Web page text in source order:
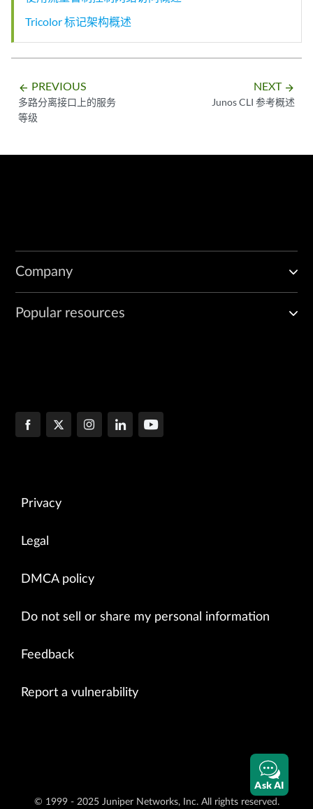
Tricolor 标记架构概述
arrow_backward PREVIOUS
多路分离接口上的服务
等级
NEXT arrow_forward
Junos CLI 参考概述
Company
Popular resources
Privacy
Legal
DMCA policy
Do not sell or share my personal information
Feedback
Report a vulnerability
© 1999 - 2025 Juniper Networks, Inc. All rights reserved.
Ask AI